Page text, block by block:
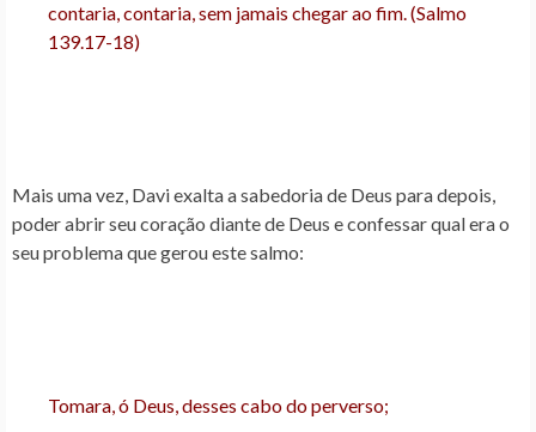
contaria, contaria, sem jamais chegar ao fim. (Salmo
139.17-18)
Mais uma vez, Davi exalta a sabedoria de Deus para depois,
poder abrir seu coração diante de Deus e confessar qual era o
seu problema que gerou este salmo:
Tomara, ó Deus, desses cabo do perverso;